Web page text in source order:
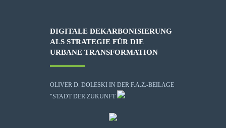
DIGITALE DEKARBONISIERUNG
ALS STRATEGIE FÜR DIE
URBANE TRANSFORMATION
OLIVER D. DOLESKI IN DER F.A.Z.-BEILAGE
"STADT DER ZUKUNFT